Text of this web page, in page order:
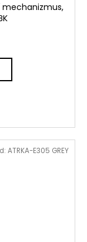
mechanizmus,
ATRKA-E305 GREY